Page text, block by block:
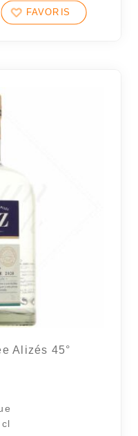
FAVORIS
Alizés 45°